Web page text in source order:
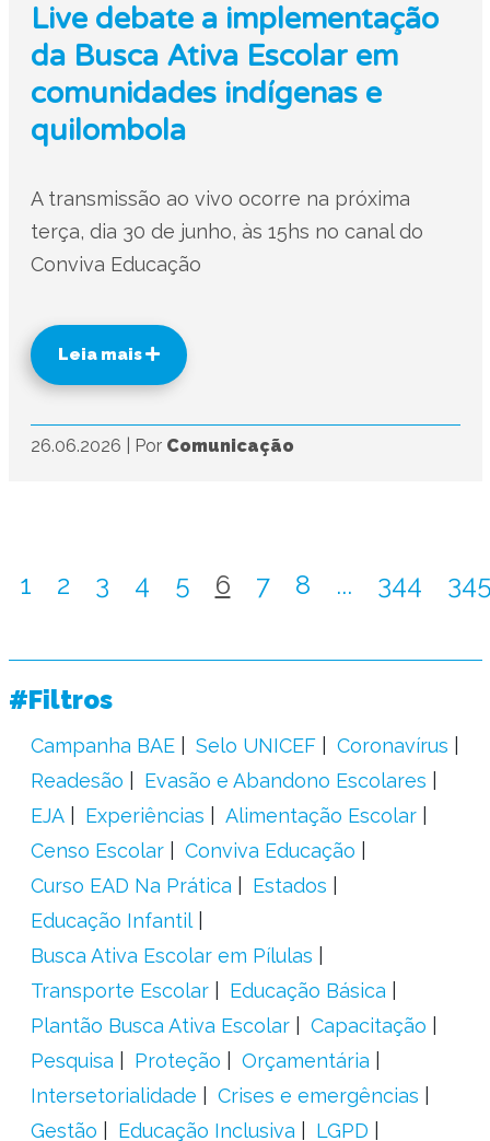
Live debate a implementação
da Busca Ativa Escolar em
comunidades indígenas e
quilombola
A transmissão ao vivo ocorre na próxima
terça, dia 30 de junho, às 15hs no canal do
Conviva Educação
Leia mais
26.06.2026 Por Comunicação
1 2 3 4 5 6 7 8 ... 344
#Filtros
Campanha BAE Selo UNICEF
Coronavírus
Readesão
Evasão e Abandono Escolares
EJA
Experiências
Alimentação Escolar
Censo Escolar
Conviva Educação
Curso EAD Na Prática
Estados
Educação Infantil
Busca Ativa Escolar em Pílulas
Transporte Escolar
Educação Básica
Plantão Busca Ativa Escolar
Capacitação
Pesquisa
Proteção
Orçamentária
Intersetorialidade
Crises e emergências
Gestão
Educação Inclusiva LGPD